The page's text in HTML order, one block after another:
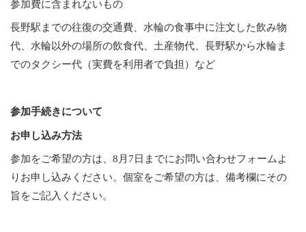
参加費に含まれないもの
長野駅までの往復の交通費、水輪の食事中に注文した飲み物
代、水輪以外の場所の飲食代、土産物代、長野駅から水輪ま
でのタクシー代（実費を利用者で負担）など
参加手続きについて
お申し込み方法
参加をご希望の方は、8月7日までにお問い合わせフォームよ
りお申し込みください。個室をご希望の方は、備考欄にその
旨をご記入ください。